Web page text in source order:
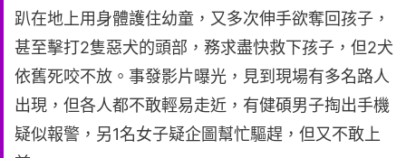
趴在地上用身體護住幼童，又多次伸手欲奪回孩子，
甚至擊打2隻惡犬的頭部，務求盡快救下孩子，但2犬
依舊死咬不放。事發影片曝光，見到現場有多名路人
出現，但各人都不敢輕易走近，有健碩男子掏出手機
疑似報警，另1名女子疑企圖幫忙驅趕，但又不敢上